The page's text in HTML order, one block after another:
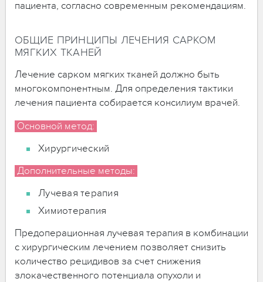
пациента, согласно современным рекомендациям.
ОБЩИЕ ПРИНЦИПЫ ЛЕЧЕНИЯ САРКОМ
МЯГКИХ ТКАНЕЙ
Лечение сарком мягких тканей должно быть
многокомпонентным. Для определения тактики
лечения пациента собирается консилиум врачей.
Основной метод:
Хирургический
Дополнительные методы:
Лучевая терапия
Химиотерапия
Предоперационная лучевая терапия в комбинации
с хирургическим лечением позволяет снизить
количество рецидивов за счет снижения
злокачественного потенциала опухоли и